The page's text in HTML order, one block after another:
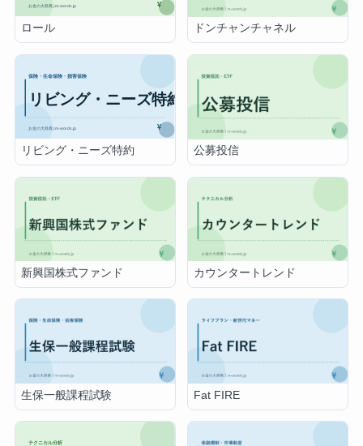
ロール ドンチャンチャネル
リビング・ニーズ特約 公募投信
新興国株式ファンド カウンタートレンド
生保一般課程試験 Fat FIRE